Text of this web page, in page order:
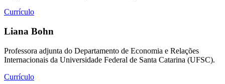
Currículo
Liana Bohn
Professora adjunta do Departamento de Economia e Relações
Internacionais da Universidade Federal de Santa Catarina (UFSC).
Currículo